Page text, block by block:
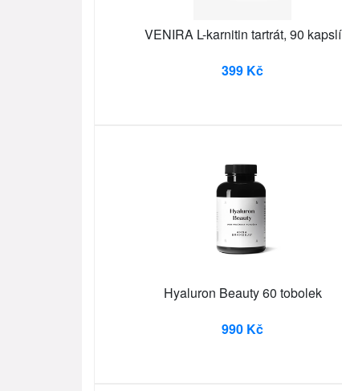
VENIRA L-karnitin tartrát, 90 kapslí
399 Kč
Hyaluron Beauty 60 tobolek
990 Kč